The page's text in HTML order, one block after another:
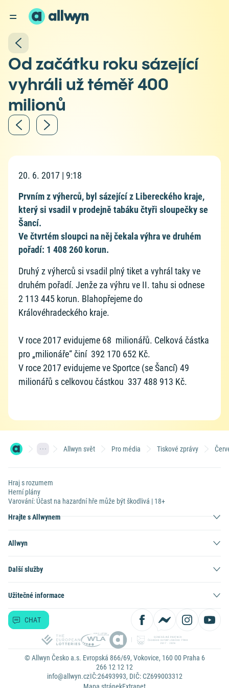
Od začátku roku sázející
vyhráli už téměř 400
milionů
20. 6. 2017 | 9:18
Prvním z výherců, byl sázející z Libereckého kraje,
který si vsadil v prodejně tabáku čtyři sloupečky se
Šancí.
Ve čtvrtém sloupci na něj čekala výhra ve druhém
pořadí: 1 408 260 korun.
Druhý z výherců si vsadil plný tiket a vyhrál taky ve
druhém pořadí. Jenže za výhru ve II. tahu si odnese
2 113 445 korun. Blahopřejeme do
Královéhradeckého kraje.
V roce 2017 evidujeme 68 milionářů. Celková částka
pro „milionáře“ činí 392 170 652 Kč.
V roce 2017 evidujeme ve Sportce (se Šancí) 49
milionářů s celkovou částkou 337 488 913 Kč.
Allwyn svět Pro média Tiskové zprávy
Hraj s rozumem
Herní plány
Varování: Účast na hazardní hře může být škodlivá | 18+
Hrajte s Allwynem
Allwyn
Další služby
Užitečné informace
CHAT
© Allwyn Česko a.s. Evropská 866/69, Vokovice, 160 00 Praha 6
266 12 12 12
info@allwyn.czIČ:26493993, DIČ: CZ699003312